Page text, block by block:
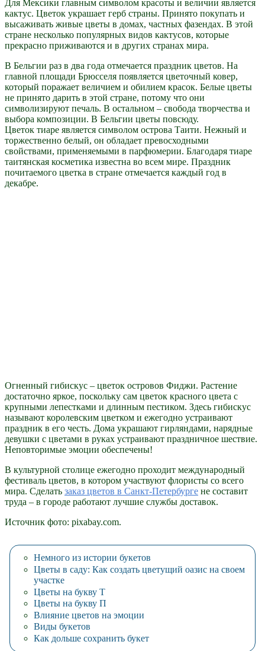
Для Мексики главным символом красоты и величии является
кактус. Цветок украшает герб страны. Принято покупать и
высаживать живые цветы в домах, частных фазендах. В этой
стране несколько популярных видов кактусов, которые
прекрасно приживаются и в других странах мира.
В Бельгии раз в два года отмечается праздник цветов. На
главной площади Брюсселя появляется цветочный ковер,
который поражает величием и обилием красок. Белые цветы
не принято дарить в этой стране, потому что они
символизируют печаль. В остальном – свобода творчества и
выбора композиции. В Бельгии цветы повсюду.
Цветок тиаре является символом острова Таити. Нежный и
торжественно белый, он обладает превосходными
свойствами, применяемыми в парфюмерии. Благодаря тиаре
таитянская косметика известна во всем мире. Праздник
почитаемого цветка в стране отмечается каждый год в
декабре.
Огненный гибискус – цветок островов Фиджи. Растение
достаточно яркое, поскольку сам цветок красного цвета с
крупными лепестками и длинным пестиком. Здесь гибискус
называют королевским цветком и ежегодно устраивают
праздник в его честь. Дома украшают гирляндами, нарядные
девушки с цветами в руках устраивают праздничное шествие.
Неповторимые эмоции обеспечены!
В культурной столице ежегодно проходит международный
фестиваль цветов, в котором участвуют флористы со всего
мира. Сделать заказ цветов в Санкт-Петербурге не составит
труда – в городе работают лучшие службы доставок.
Источник фото: pixabay.com.
Немного из истории букетов
Цветы в саду: Как создать цветущий оазис на своем
участке
Цветы на букву Т
Цветы на букву П
Влияние цветов на эмоции
Виды букетов
Как дольше сохранить букет